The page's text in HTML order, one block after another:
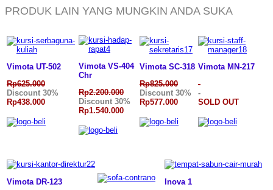
PRODUK LAIN YANG MUNGKIN ANDA SUKA
Vimota UT-502
Rp625.000
Discount 30%
Rp438.000
Vimota VS-404
Chr
Rp2.200.000
Discount 30%
Rp1.540.000
Vimota SC-318
Rp825.000
Discount 30%
Rp577.000
Vimota MN-217
-
-
SOLD OUT
Vimota DR-123
Inova 1